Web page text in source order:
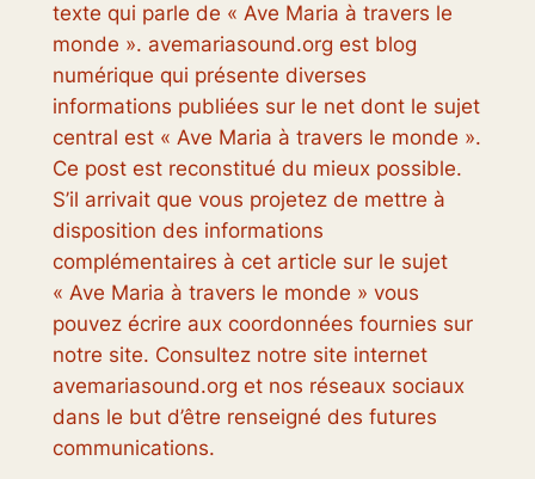
texte qui parle de « Ave Maria à travers le
monde ». avemariasound.org est blog
numérique qui présente diverses
informations publiées sur le net dont le sujet
central est « Ave Maria à travers le monde ».
Ce post est reconstitué du mieux possible.
S’il arrivait que vous projetez de mettre à
disposition des informations
complémentaires à cet article sur le sujet
« Ave Maria à travers le monde » vous
pouvez écrire aux coordonnées fournies sur
notre site. Consultez notre site internet
avemariasound.org et nos réseaux sociaux
dans le but d’être renseigné des futures
communications.